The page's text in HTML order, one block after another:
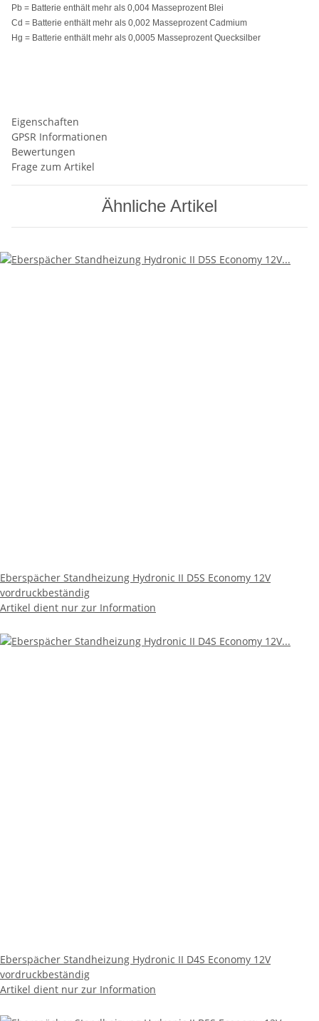
Pb = Batterie enthält mehr als 0,004 Masseprozent Blei
Cd = Batterie enthält mehr als 0,002 Masseprozent Cadmium
Hg = Batterie enthält mehr als 0,0005 Masseprozent Quecksilber
Eigenschaften
GPSR Informationen
Bewertungen
Frage zum Artikel
Ähnliche Artikel
Eberspächer Standheizung Hydronic II D5S Economy 12V
vordruckbeständig
Artikel dient nur zur Information
Eberspächer Standheizung Hydronic II D4S Economy 12V
vordruckbeständig
Artikel dient nur zur Information